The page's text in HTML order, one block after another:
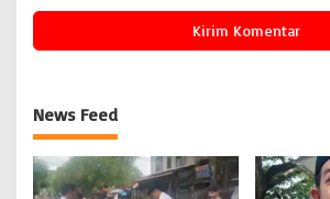
News Feed